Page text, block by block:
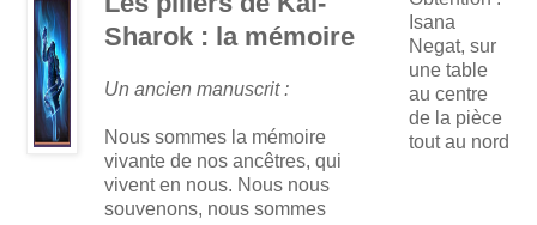
Sharok : la mémoire
Un ancien manuscrit :
Nous sommes la mémoire
vivante de nos ancêtres, qui
vivent en nous. Nous nous
souvenons, nous sommes
Isana
Negat, sur
une table
au centre
de la pièce
tout au nord